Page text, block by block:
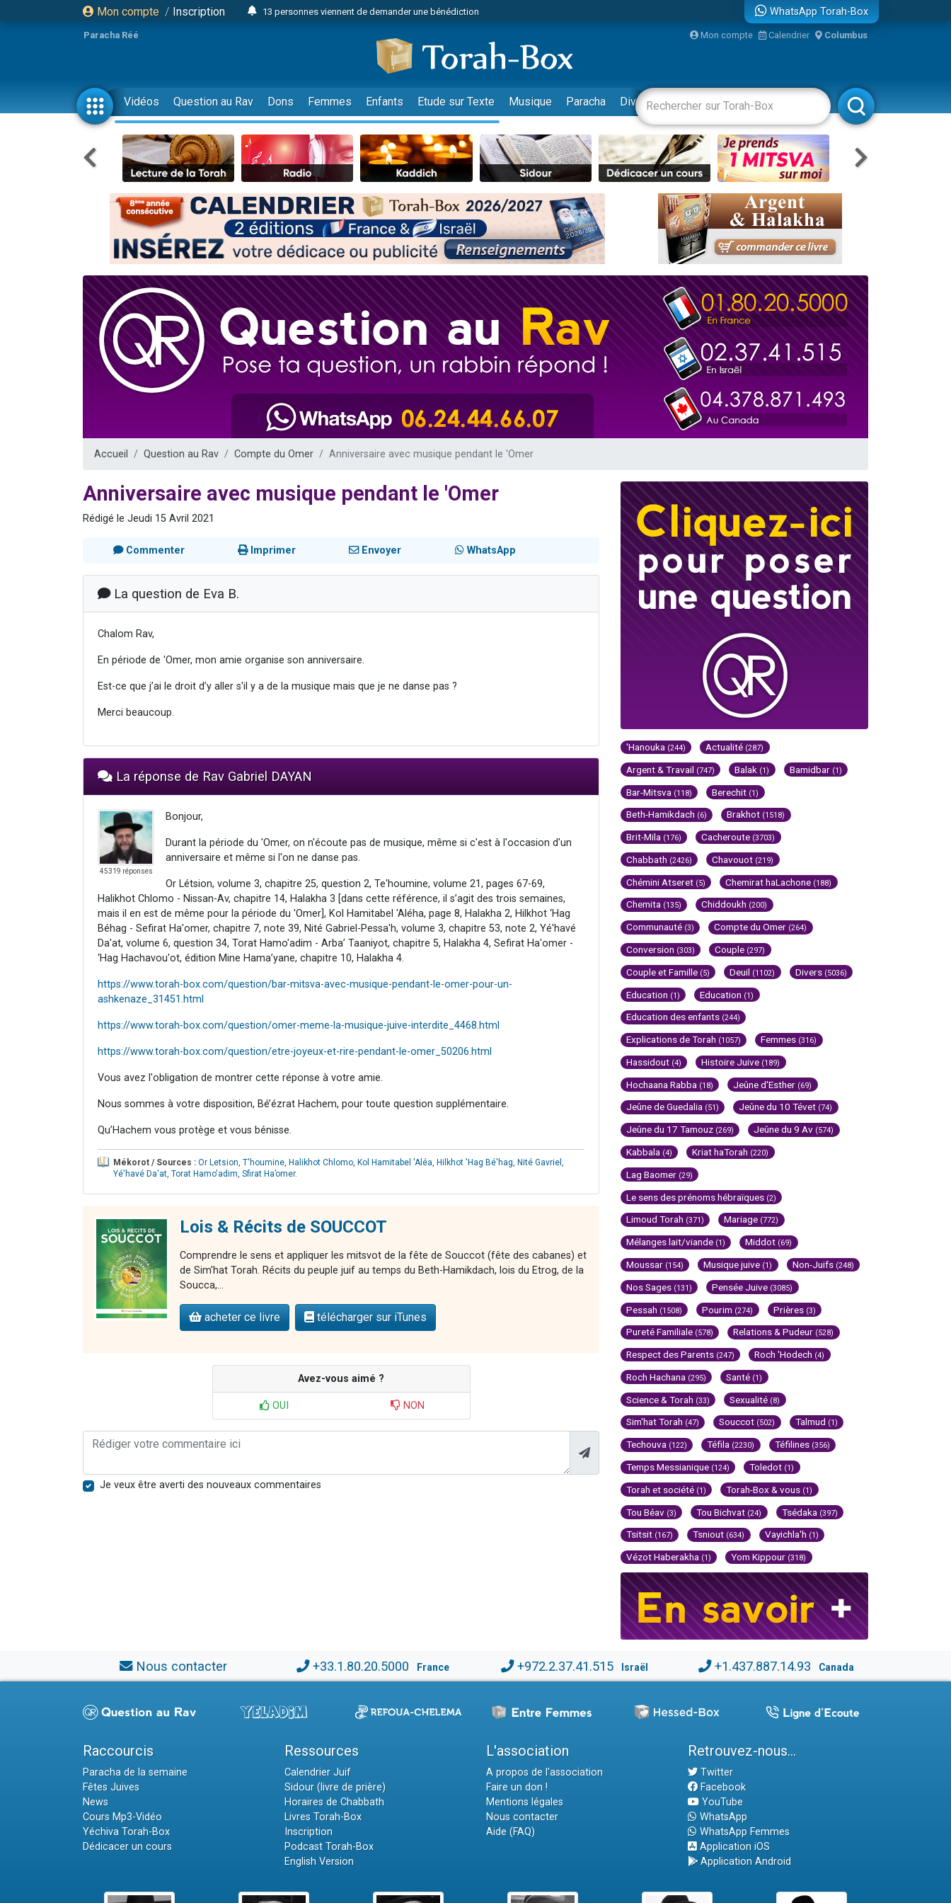
Mon compte / Inscription
13 personnes viennent de demander une bénédiction
12 nouvelles musiques dans Torah-Box Music
30 personnes viennent de faire un don pour Sauvez la jambe de Yohan
3 personnes viennent de nous rejoindre sur WhatsApp
2 personnes viennent de nous rejoindre sur WhatsApp
3 personnes viennent de nous rejoindre sur WhatsApp
2 nouvelles musiques dans Torah-Box Music
8 personnes viennent de faire un don pour Tsédaka : pauvres d'Israel
4 personnes viennent de faire un don pour Diane, 80 ans, dans un appartement insalubre
Nouvelle émission radio : Visions de grandeur n°104 : Le Chabbath et le Birkat Hamazone à travers le temps
61 personnes viennent de demander une bénédiction
Il reste 49 places pour étudier en groupe sur Zoom
Ariel vient de donner son Maasser
Nathaniel vient de donner son Maasser
6 personnes viennent de faire un don pour 5 enfants déjà orphelins risquent de perdre leur maman
10 personnes viennent de demander une bénédiction
Il reste 49 places pour étudier en groupe sur Zoom
2 personnes viennent de nous rejoindre sur WhatsApp
WhatsApp Torah-Box
Paracha Réé Mon compte Calendrier Columbus
Vidéos Question au Rav Dons Femmes Enfants Etude sur Texte Musique Paracha Divertissements Livres Rabbanim
Accueil Question au Rav Compte du Omer Anniversaire avec musique pendant le 'Omer
Anniversaire avec musique pendant le 'Omer
Rédigé le Jeudi 15 Avril 2021
Commenter Imprimer Envoyer WhatsApp
La question de Eva B.
Chalom Rav,
En période de 'Omer, mon amie organise son anniversaire.
Est-ce que j’ai le droit d’y aller s'il y a de la musique mais que je ne danse pas ?
Merci beaucoup.
La réponse de Rav Gabriel DAYAN
45319 réponses
Bonjour,
Durant la période du 'Omer, on n'écoute pas de musique, même si c'est à l'occasion d'un
anniversaire et même si l'on ne danse pas.
Or Létsion, volume 3, chapitre 25, question 2, Te'houmine, volume 21, pages 67-69,
Halikhot Chlomo - Nissan-Av, chapitre 14, Halakha 3 [dans cette référence, il s’agit des trois semaines,
mais il en est de même pour la période du 'Omer], Kol Hamitabel 'Aléha, page 8, Halakha 2, Hilkhot ‘Hag
Béhag - Sefirat Ha'omer, chapitre 7, note 39, Nité Gabriel-Pessa'h, volume 3, chapitre 53, note 2, Yé'havé
Da'at, volume 6, question 34, Torat Hamo'adim - Arba’ Taaniyot, chapitre 5, Halakha 4, Sefirat Ha'omer -
‘Hag Hachavou'ot, édition Mine Hama’yane, chapitre 10, Halakha 4.
https://www.torah-box.com/question/bar-mitsva-avec-musique-pendant-le-omer-pour-un-
ashkenaze_31451.html
https://www.torah-box.com/question/omer-meme-la-musique-juive-interdite_4468.html
https://www.torah-box.com/question/etre-joyeux-et-rire-pendant-le-omer_50206.html
Vous avez l'obligation de montrer cette réponse à votre amie.
Nous sommes à votre disposition, Bé’ézrat Hachem, pour toute question supplémentaire.
Qu’Hachem vous protège et vous bénisse.
Mékorot / Sources : Or Letsion T'houmine Halikhot Chlomo Kol Hamitabel 'Aléa Hilkhot 'Hag Bé'hag Nité Gavriel
Yé'havé Da'at Torat Hamo'adim Sfirat Ha’omer.
Lois & Récits de SOUCCOT
Comprendre le sens et appliquer les mitsvot de la fête de Souccot (fête des cabanes) et
de Sim'hat Torah. Récits du peuple juif au temps du Beth-Hamikdach, lois du Etrog, de la
Soucca,...
acheter ce livre télécharger sur iTunes
Avez-vous aimé ?
OUI NON
Je veux être averti des nouveaux commentaires
'Hanouka (244) Actualité (287)
Argent & Travail (747) Balak (1) Bamidbar (1)
Bar-Mitsva (118) Berechit (1)
Beth-Hamikdach (6) Brakhot (1518)
Brit-Mila (176) Cacheroute (3703)
Chabbath (2426) Chavouot (219)
Chémini Atseret (5) Chemirat haLachone (188)
Chemita (135) Chiddoukh (200)
Communauté (3) Compte du Omer (264)
Conversion (303) Couple (297)
Couple et Famille (5) Deuil (1102) Divers (5036)
Education (1) Education (1)
Education des enfants (244)
Explications de Torah (1057) Femmes (316)
Hassidout (4) Histoire Juive (189)
Hochaana Rabba (18) Jeûne d'Esther (69)
Jeûne de Guedalia (51) Jeûne du 10 Tévet (74)
Jeûne du 17 Tamouz (269) Jeûne du 9 Av (574)
Kabbala (4) Kriat haTorah (220)
Lag Baomer (29)
Le sens des prénoms hébraïques (2)
Limoud Torah (371) Mariage (772)
Mélanges lait/viande (1) Middot (69)
Moussar (154) Musique juive (1) Non-Juifs (248)
Nos Sages (131) Pensée Juive (3085)
Pessah (1508) Pourim (274) Prières (3)
Pureté Familiale (578) Relations & Pudeur (528)
Respect des Parents (247) Roch 'Hodech (4)
Roch Hachana (295) Santé (1)
Science & Torah (33) Sexualité (8)
Sim'hat Torah (47) Souccot (502) Talmud (1)
Techouva (122) Téfila (2230) Téfilines (356)
Temps Messianique (124) Toledot (1)
Torah et société (1) Torah-Box & vous (1)
Tou Béav (3) Tou Bichvat (24) Tsédaka (397)
Tsitsit (167) Tsniout (634) Vayichla'h (1)
Vézot Haberakha (1) Yom Kippour (318)
Nous contacter +33.1.80.20.5000 France +972.2.37.41.515 Israël +1.437.887.14.93 Canada
Raccourcis
Paracha de la semaine
Fêtes Juives
News
Cours Mp3-Vidéo
Yéchiva Torah-Box
Dédicacer un cours
Ressources
Calendrier Juif
Sidour (livre de prière)
Horaires de Chabbath
Livres Torah-Box
Inscription
Podcast Torah-Box
English Version
L'association
A propos de l'association
Faire un don !
Mentions légales
Nous contacter
Aide (FAQ)
Retrouvez-nous...
Twitter
Facebook
YouTube
WhatsApp
WhatsApp Femmes
Application iOS
Application Android